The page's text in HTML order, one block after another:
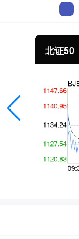
创业板指